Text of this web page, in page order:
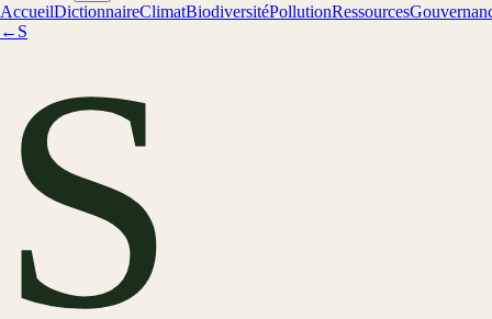
AccueilDictionnaireClimatBiodiversitéPollutionRessources
← SS